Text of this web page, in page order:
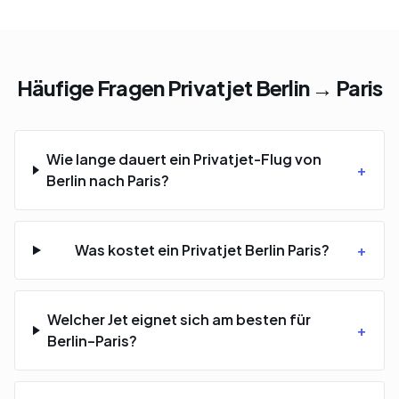
Häufige Fragen Privatjet Berlin → Paris
Wie lange dauert ein Privatjet-Flug von
Berlin nach Paris?
+
Was kostet ein Privatjet Berlin Paris? +
Welcher Jet eignet sich am besten für
Berlin–Paris?
+